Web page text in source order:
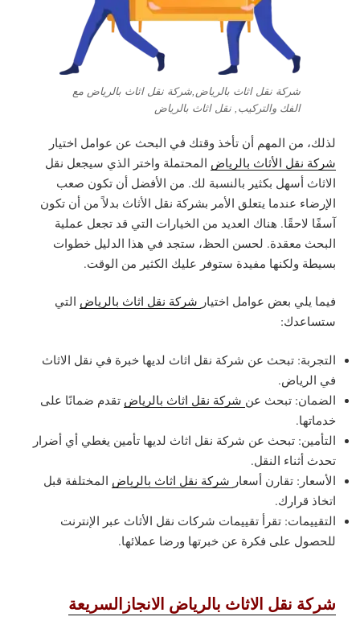
شركة نقل اثاث بالرياض,شركة نقل اثاث بالرياض مع
الفك والتركيب, نقل اثاث بالرياض
لذلك، من المهم أن تأخذ وقتك في البحث عن عوامل اختيار
شركة نقل الأثاث بالرياض المحتملة واختر الذي سيجعل نقل
الاثاث أسهل بكثير بالنسبة لك. من الأفضل أن تكون صعب
الإرضاء عندما يتعلق الأمر بشركة نقل الأثاث بدلاً من أن تكون
آسفًا لاحقًا. هناك العديد من الخيارات التي قد تجعل عملية
البحث معقدة. لحسن الحظ، ستجد في هذا الدليل خطوات
بسيطة ولكنها مفيدة ستوفر عليك الكثير من الوقت.
فيما يلي بعض عوامل اختيار شركة نقل اثاث بالرياض التي
ستساعدك:
التجربة: تبحث عن شركة نقل اثاث لديها خبرة في نقل الاثاث
في الرياض.
الضمان: تبحث عن شركة نقل اثاث بالرياض تقدم ضمانًا على
خدماتها.
التأمين: تبحث عن شركة نقل اثاث لديها تأمين يغطي أي أضرار
تحدث أثناء النقل.
الأسعار: تقارن أسعار شركة نقل اثاث بالرياض المختلفة قبل
اتخاذ قرارك.
التقييمات: تقرأ تقييمات شركات نقل الأثاث عبر الإنترنت
للحصول على فكرة عن خبرتها ورضا عملائها.
شركة نقل الاثاث بالرياض الانجازالسريعة